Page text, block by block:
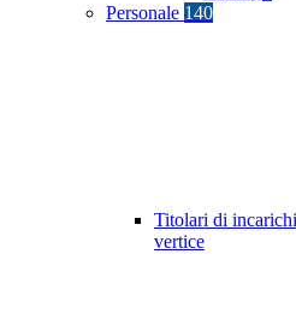
Personale 140
Titolari di
vertice